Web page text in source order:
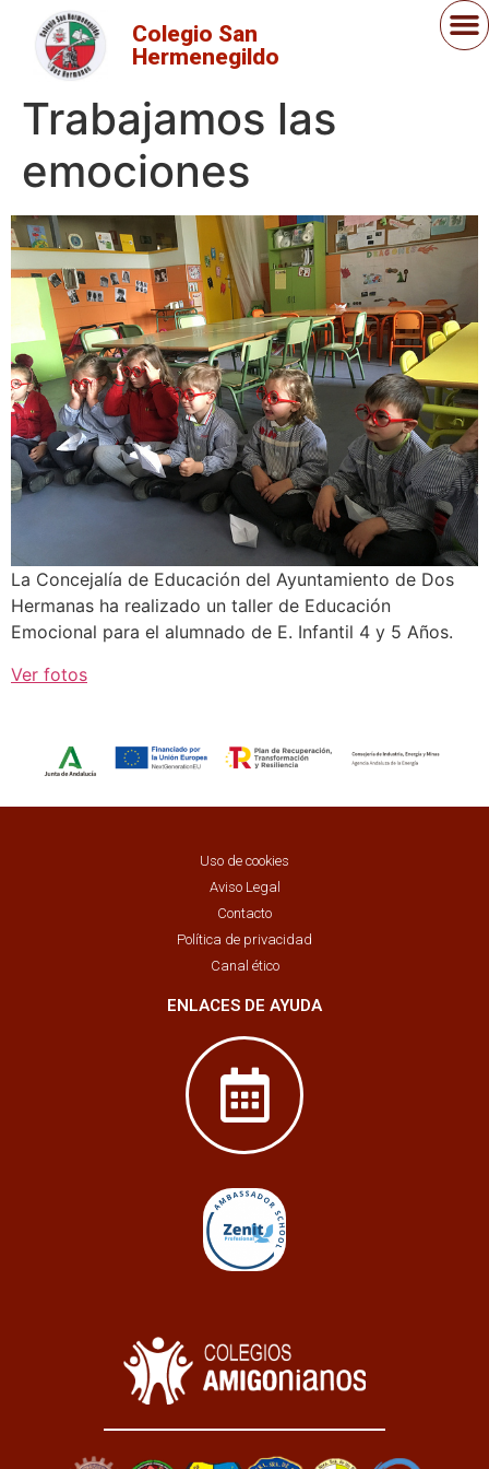
Colegio San
Hermenegildo
Trabajamos las
emociones
La Concejalía de Educación del Ayuntamiento de Dos
Hermanas ha realizado un taller de Educación
Emocional para el alumnado de E. Infantil 4 y 5 Años.
Ver fotos
Uso de cookies
Aviso Legal
Contacto
Política de privacidad
Canal ético
ENLACES DE AYUDA